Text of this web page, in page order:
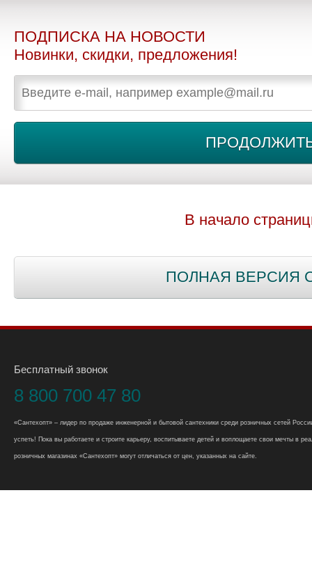
ПОДПИСКА НА НОВОСТИ
Новинки, скидки, предложения!
В начало
ПОЛНАЯ ВЕРСИЯ
Бесплатный звонок
8 800 700 47 80
«Сантехопт» – лидер по продаже инженерной и бытовой сантехники среди розничных сетей
успеть! Пока вы работаете и строите карьеру, воспитываете детей и воплощаете свои мечты в
розничных магазинах «Сантехопт» могут отличаться от цен, указанных на сайте.